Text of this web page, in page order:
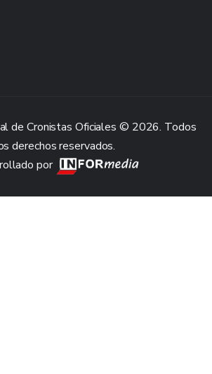
de Cronistas Oficiales © 2026. Todos
derechos reservados.
por